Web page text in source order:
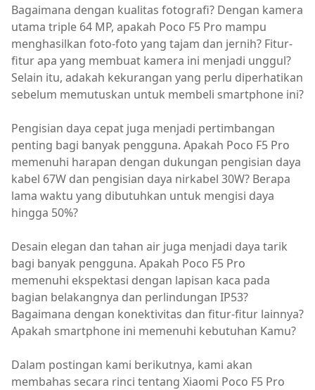
Bagaimana dengan kualitas fotografi? Dengan kamera
utama triple 64 MP, apakah Poco F5 Pro mampu
menghasilkan foto-foto yang tajam dan jernih? Fitur-
fitur apa yang membuat kamera ini menjadi unggul?
Selain itu, adakah kekurangan yang perlu diperhatikan
sebelum memutuskan untuk membeli smartphone ini?
Pengisian daya cepat juga menjadi pertimbangan
penting bagi banyak pengguna. Apakah Poco F5 Pro
memenuhi harapan dengan dukungan pengisian daya
kabel 67W dan pengisian daya nirkabel 30W? Berapa
lama waktu yang dibutuhkan untuk mengisi daya
hingga 50%?
Desain elegan dan tahan air juga menjadi daya tarik
bagi banyak pengguna. Apakah Poco F5 Pro
memenuhi ekspektasi dengan lapisan kaca pada
bagian belakangnya dan perlindungan IP53?
Bagaimana dengan konektivitas dan fitur-fitur lainnya?
Apakah smartphone ini memenuhi kebutuhan Kamu?
Dalam postingan kami berikutnya, kami akan
membahas secara rinci tentang Xiaomi Poco F5 Pro